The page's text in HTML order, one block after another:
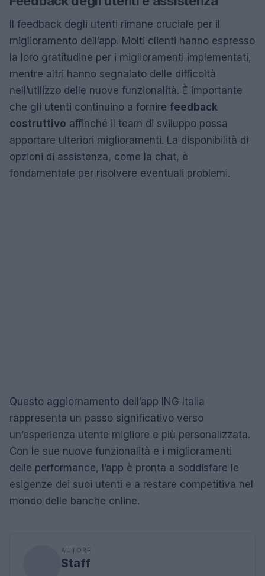
Il feedback degli utenti rimane cruciale per il
miglioramento dell’app. Molti clienti hanno espresso
la loro gratitudine per i miglioramenti implementati,
mentre altri hanno segnalato delle difficoltà
nell’utilizzo delle nuove funzionalità. È importante
che gli utenti continuino a fornire feedback
costruttivo affinché il team di sviluppo possa
apportare ulteriori miglioramenti. La disponibilità di
opzioni di assistenza, come la chat, è
fondamentale per risolvere eventuali problemi.
Questo aggiornamento dell’app ING Italia
rappresenta un passo significativo verso
un’esperienza utente migliore e più personalizzata.
Con le sue nuove funzionalità e i miglioramenti
delle performance, l’app è pronta a soddisfare le
esigenze dei suoi utenti e a restare competitiva nel
mondo delle banche online.
AUTORE
Staff